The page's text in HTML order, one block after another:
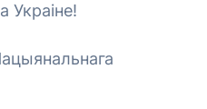
Украіне!